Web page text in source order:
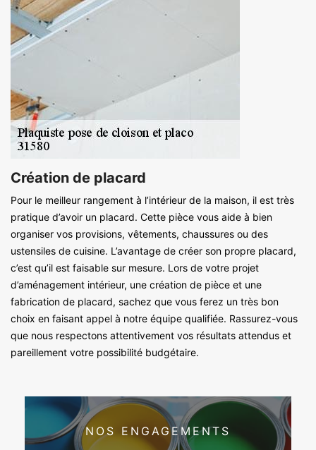
Création de placard
Pour le meilleur rangement à l’intérieur de la maison, il est très
pratique d’avoir un placard. Cette pièce vous aide à bien
organiser vos provisions, vêtements, chaussures ou des
ustensiles de cuisine. L’avantage de créer son propre placard,
c’est qu’il est faisable sur mesure. Lors de votre projet
d’aménagement intérieur, une création de pièce et une
fabrication de placard, sachez que vous ferez un très bon
choix en faisant appel à notre équipe qualifiée. Rassurez-vous
que nous respectons attentivement vos résultats attendus et
pareillement votre possibilité budgétaire.
NOS ENGAGEMENTS